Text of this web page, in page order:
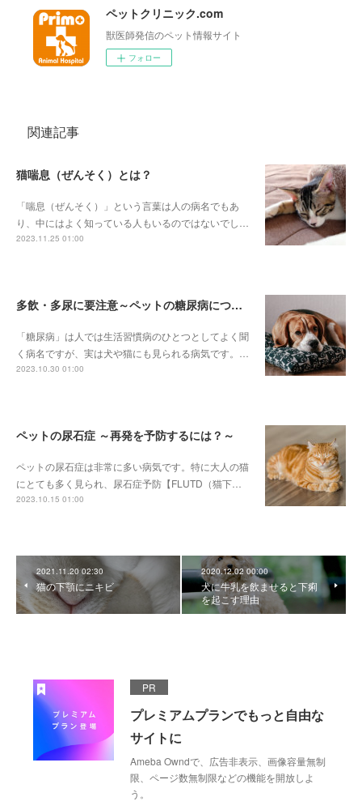
ペットクリニック.com
獣医師発信のペット情報サイト
フォロー
関連記事
猫喘息（ぜんそく）とは？
「喘息（ぜんそく）」という言葉は人の病名でもあ
り、中にはよく知っている人もいるのではないでし…
2023.11.25 01:00
多飲・多尿に要注意～ペットの糖尿病について～
「糖尿病」は人では生活習慣病のひとつとしてよく聞
く病名ですが、実は犬や猫にも見られる病気です。…
2023.10.30 01:00
ペットの尿石症 ～再発を予防するには？～
ペットの尿石症は非常に多い病気です。特に大人の猫
にとても多く見られ、尿石症予防【FLUTD（猫下…
2023.10.15 01:00
2021.11.20 02:30
猫の下顎にニキビ
2020.12.02 00:00
犬に牛乳を飲ませると下痢
を起こす理由
PR
プレミアムプランでもっと自由な
サイトに
Ameba Owndで、広告非表示、画像容量無制
限、ページ数無制限などの機能を開放しよ
う。